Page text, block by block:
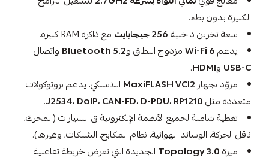
الكبيرة بدون بطء.
سعة تخزين داخلية256 جيجابايت
مع ذاكرة RAM كبيرة.
يدعمWi-Fi 6مزدوج النطاق وBluetooth 5.2 واتصال
USB-C وHDMI
.
مزوّد بجهازMaxiFLASH VCI2 اللاسلكي، يدعم بروتوكولات
متعددة مثلJ2534، DoIP، CAN-FD، D-PDU، RP1210.
تغطية شاملة لجميع الأنظمة الإلكترونية في السيارات (المحرك،
ناقل الحركة، الوسائد الهوائية، نظام المكابح، الشبكات، وغيرها).
ميزةTopology 3.0 الجديدة التي تعرض خريطة تفاعلية